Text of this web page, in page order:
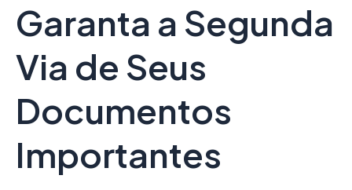
Garanta a Segunda
Via de Seus
Documentos
Importantes